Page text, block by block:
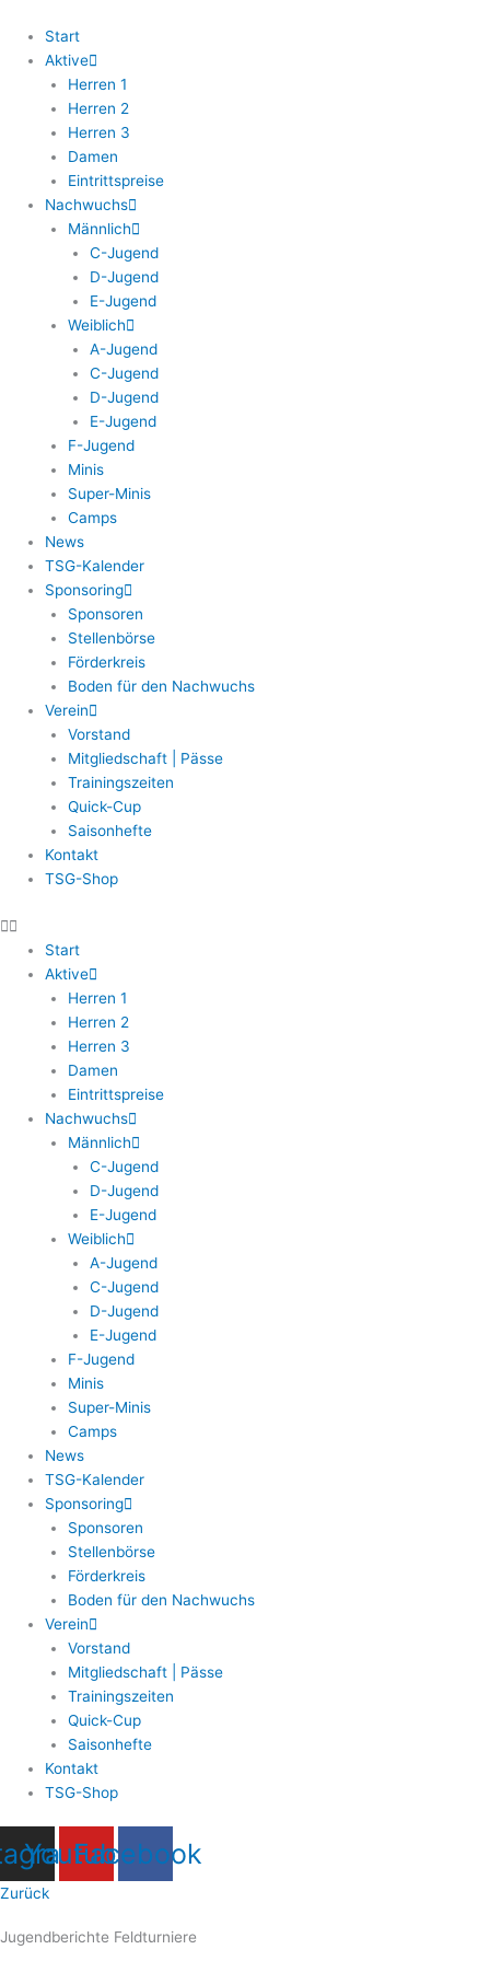
Inhalt
springen
Start
Aktive
Herren 1
Herren 2
Herren 3
Damen
Eintrittspreise
Nachwuchs
Männlich
C-Jugend
D-Jugend
E-Jugend
Weiblich
A-Jugend
C-Jugend
D-Jugend
E-Jugend
F-Jugend
Minis
Super-Minis
Camps
News
TSG-Kalender
Sponsoring
Sponsoren
Stellenbörse
Förderkreis
Boden für den Nachwuchs
Verein
Vorstand
Mitgliedschaft | Pässe
Trainingszeiten
Quick-Cup
Saisonhefte
Kontakt
TSG-Shop
Start
Aktive
Herren 1
Herren 2
Herren 3
Damen
Eintrittspreise
Nachwuchs
Männlich
C-Jugend
D-Jugend
E-Jugend
Weiblich
A-Jugend
C-Jugend
D-Jugend
E-Jugend
F-Jugend
Minis
Super-Minis
Camps
News
TSG-Kalender
Sponsoring
Sponsoren
Stellenbörse
Förderkreis
Boden für den Nachwuchs
Verein
Vorstand
Mitgliedschaft | Pässe
Trainingszeiten
Quick-Cup
Saisonhefte
Kontakt
TSG-Shop
Youtube
Facebook
Zurück
Jugendberichte Feldturniere